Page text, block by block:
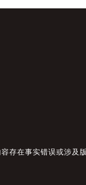
存在事实错误或涉及